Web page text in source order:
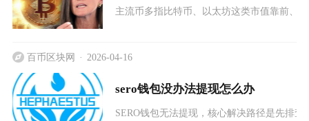
主流币多指比特币、以太坊这类市值靠前、
百币区块网 2026-04-16
sero钱包没办法提现怎么办
SERO钱包无法提现，核心解决路径是先排